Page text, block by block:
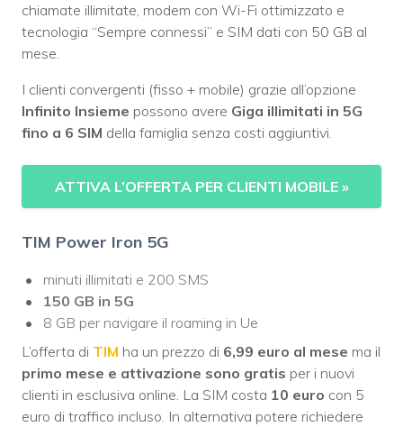
chiamate illimitate, modem con Wi-Fi ottimizzato e
tecnologia “Sempre connessi” e SIM dati con 50 GB al
mese.
I clienti convergenti (fisso + mobile) grazie all’opzione
Infinito Insieme possono avere Giga illimitati in 5G
fino a 6 SIM della famiglia senza costi aggiuntivi.
ATTIVA L’OFFERTA PER CLIENTI MOBILE »
TIM Power Iron 5G
minuti illimitati e 200 SMS
150 GB in 5G
8 GB per navigare il roaming in Ue
L’offerta di TIM ha un prezzo di 6,99 euro al mese ma il
primo mese e attivazione sono gratis per i nuovi
clienti in esclusiva online. La SIM costa 10 euro con 5
euro di traffico incluso. In alternativa potere richiedere